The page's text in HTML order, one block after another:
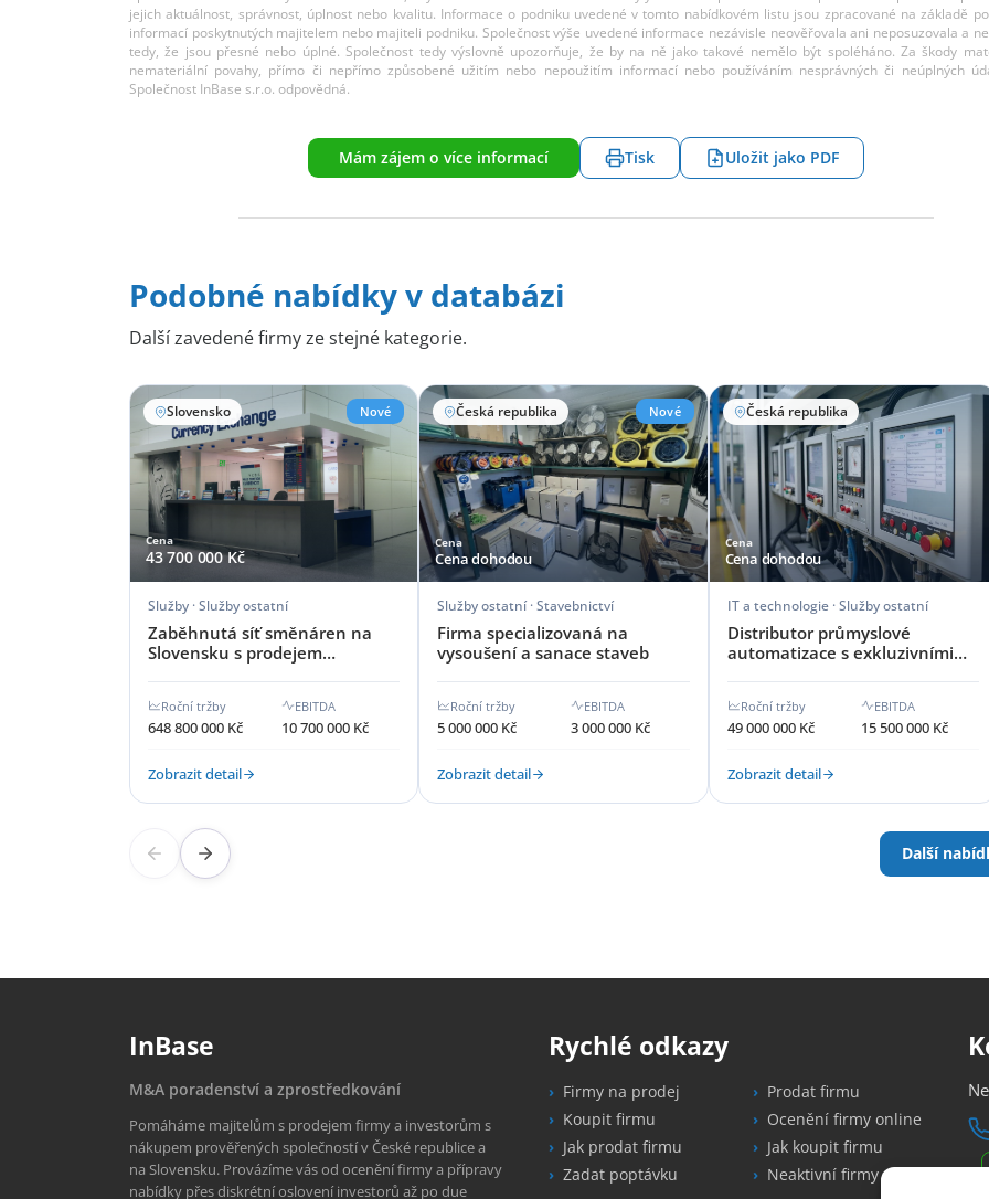
jejich aktuálnost, správnost, úplnost nebo kvalitu. Informace o podniku uvedené v tomto nabídkovém listu jsou zpracované na základě
informací poskytnutých majitelem nebo majiteli podniku. Společnost výše uvedené informace nezávisle neověřovala ani neposuzovala a
tedy, že jsou přesné nebo úplné. Společnost tedy výslovně upozorňuje, že by na ně jako takové nemělo být spoléháno. Za škody
nemateriální povahy, přímo či nepřímo způsobené užitím nebo nepoužitím informací nebo používáním nesprávných či neúplných
Společnost InBase s.r.o. odpovědná.
Mám zájem o více informací Tisk Uložit jako PDF
Podobné nabídky v databázi
Další zavedené firmy ze stejné kategorie.
Slovensko Nové
Cena
43 700 000 Kč
Služby · Služby ostatní
Zaběhnutá síť směnáren na
Slovensku s prodejem
Roční tržby
648 800 000 Kč
EBITDA
10 700 000 Kč
Zobrazit detail
Česká republika Nové
Cena
Cena dohodou
Služby ostatní · Stavebnictví
Firma specializovaná na
vysoušení a sanace staveb
Roční tržby
5 000 000 Kč
EBITDA
3 000 000 Kč
Zobrazit detail
Česká republika
Cena
Cena dohodou
IT a technologie · Služby ostatní
Distributor průmyslové
automatizace s exkluzivními
Roční tržby
49 000 000 Kč
EBITDA
15 500 000 Kč
Zobrazit detail
Další
InBase
M&A poradenství a zprostředkování
Pomáháme majitelům s prodejem firmy a investorům s
nákupem prověřených společností v České republice a
na Slovensku. Provázíme vás od ocenění firmy a přípravy
nabídky přes diskrétní oslovení investorů až po due
Rychlé odkazy
Firmy na prodej
Prodat firmu
Koupit firmu
Ocenění firmy online
Jak prodat firmu
Jak koupit firmu
Zadat poptávku
Neaktivní firmy